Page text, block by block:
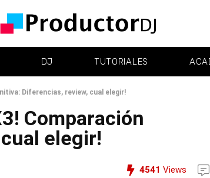
DJ TUTORIALES
Diferencias, review, cual elegir!
Comparación
elegir!
4541 Views